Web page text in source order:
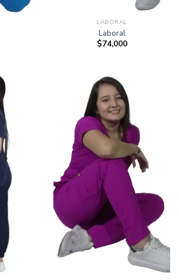
LABORAL
Laboral
$74,000